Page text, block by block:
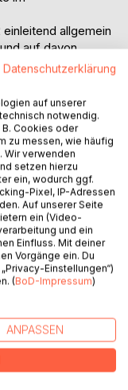
allgemein
auf davon
wie
ökonomische
Im Mittelpunkt
die
ohne
erhoben werden
oder
Datenschutzerklärung
auf unserer
notwendig.
Cookies oder
zu messen, wie häufig
Wir verwenden
setzen hierzu
ein, wodurch ggf.
Pixel, IP-Adressen
Auf unserer Seite
ein (Video-
und ein
Einfluss. Mit deiner
Vorgänge ein. Du
Einstellungen“)
(BoD-Impressum)
ANPASSEN